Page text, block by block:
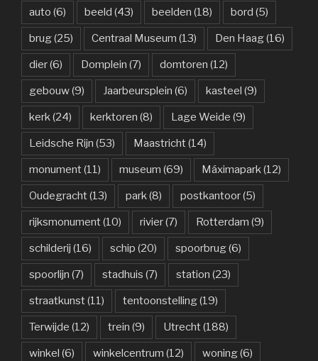
auto (6) beeld (43) beelden (18) bord (5)
brug(25) Centraal Museum (13) Den Haag(16)
dier(6) Domplein (7) domtoren (12)
gebouw(9) Jaarbeursplein (6) kasteel (9)
kerk(24) kerktoren (8) Lage Weide (9)
Leidsche Rijn (53) Maastricht(14)
monument(11) museum (69) Máximapark(12)
Oudegracht(13) park(8) postkantoor(5)
rijksmonument(10) rivier(7) Rotterdam (9)
schilderij (16) schip (20) spoorbrug(6)
spoorlijn (7) stadhuis (7) station (23)
straatkunst(11) tentoonstelling(19)
Terwijde (12) trein (9) Utrecht(188)
winkel (6) winkelcentrum (12) woning(6)